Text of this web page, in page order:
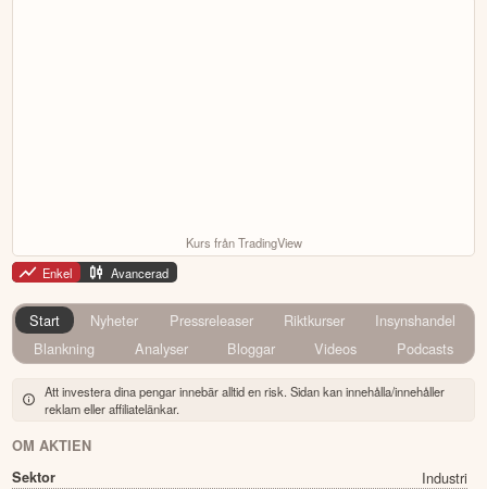
Kurs från TradingView
Enkel
Avancerad
Start Nyheter Pressreleaser Riktkurser
Insynshandel
Blankning
Analyser Bloggar Videos Podcasts
Att investera dina pengar innebär alltid en risk. Sidan kan innehålla/innehåller
reklam eller affiliatelänkar.
OM AKTIEN
Sektor
Industri